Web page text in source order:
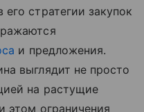
стратегии закупок
и предложения.
выглядит не просто
на растущие
этом ограничения